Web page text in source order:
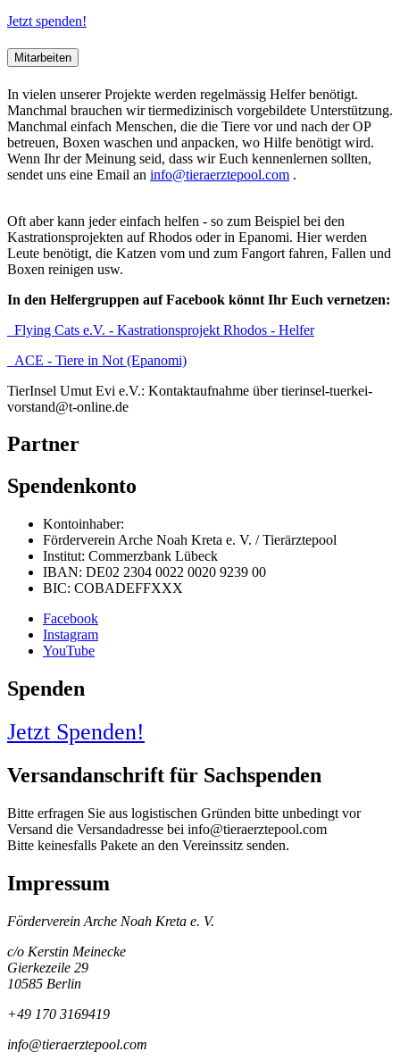
Jetzt spenden!
Mitarbeiten
In vielen unserer Projekte werden regelmässig Helfer benötigt.
Manchmal brauchen wir tiermedizinisch vorgebildete Unterstützung.
Manchmal einfach Menschen, die die Tiere vor und nach der OP
betreuen, Boxen waschen und anpacken, wo Hilfe benötigt wird.
Wenn Ihr der Meinung seid, dass wir Euch kennenlernen sollten,
sendet uns eine Email an info@tieraerztepool.com .
Oft aber kann jeder einfach helfen - so zum Beispiel bei den
Kastrationsprojekten auf Rhodos oder in Epanomi. Hier werden
Leute benötigt, die Katzen vom und zum Fangort fahren, Fallen und
Boxen reinigen usw.
In den Helfergruppen auf Facebook könnt Ihr Euch vernetzen:
Flying Cats e.V. - Kastrationsprojekt Rhodos - Helfer
ACE - Tiere in Not (Epanomi)
TierInsel Umut Evi e.V.: Kontaktaufnahme über tierinsel-tuerkei-
vorstand@t-online.de
Partner
Spendenkonto
Kontoinhaber:
Förderverein Arche Noah Kreta e. V. / Tierärztepool
Institut: Commerzbank Lübeck
IBAN: DE02 2304 0022 0020 9239 00
BIC: COBADEFFXXX
Facebook
Instagram
YouTube
Spenden
Jetzt Spenden!
Versandanschrift für Sachspenden
Bitte erfragen Sie aus logistischen Gründen bitte unbedingt vor
Versand die Versandadresse bei info@tieraerztepool.com
Bitte keinesfalls Pakete an den Vereinssitz senden.
Impressum
Förderverein Arche Noah Kreta e. V.
c/o Kerstin Meinecke
Gierkezeile 29
10585 Berlin
+49 170 3169419
info@tieraerztepool.com